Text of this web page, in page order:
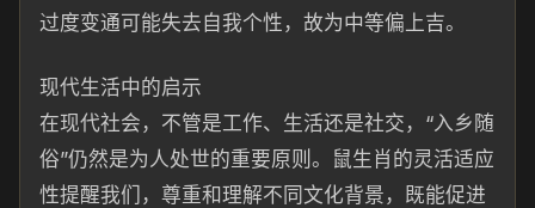
过度变通可能失去自我个性，故为中等偏上吉。
现代生活中的启示
在现代社会，不管是工作、生活还是社交，“入乡随
俗”仍然是为人处世的重要原则。鼠生肖的灵活适应
性提醒我们，尊重和理解不同文化背景，既能促进